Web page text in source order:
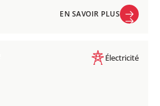
EN SAVOIR PLUS
Électricité